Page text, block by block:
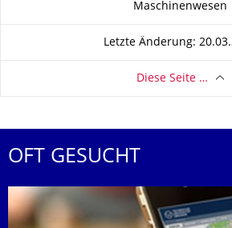
Maschinenwesen
Letzte Änderung:
Diese Seite …
OFT GESUCHT